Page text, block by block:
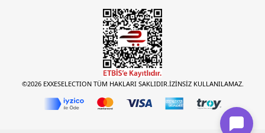
©2026 EXXESELECTION TÜM HAKLARI SAKLIDIR.İZİNSİZ KULLANILAMAZ.